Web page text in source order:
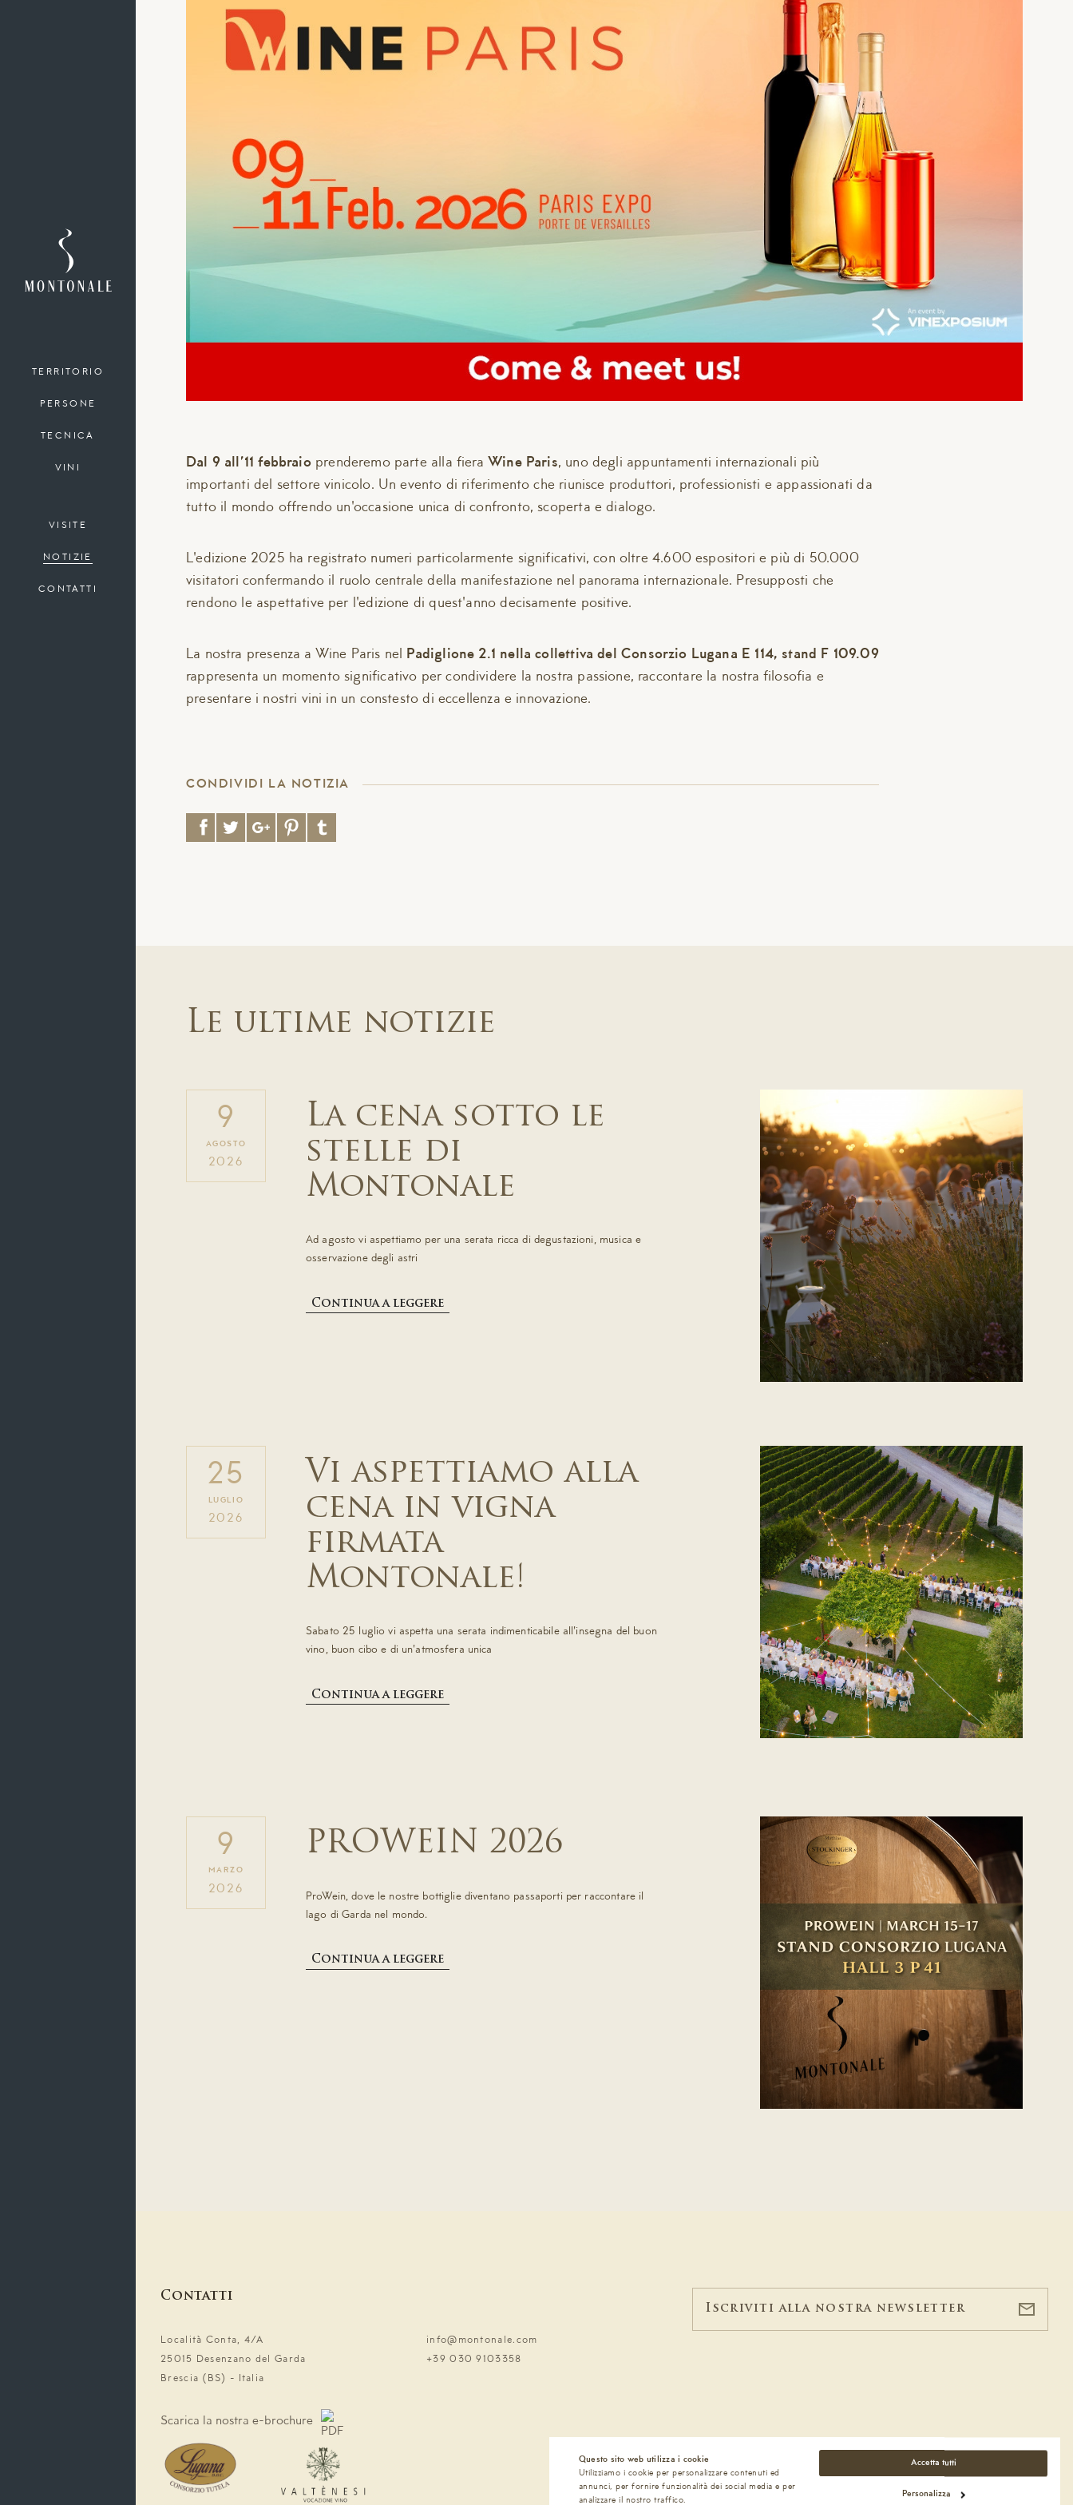
Questo sito web utilizza i cookie
Utilizziamo i cookie per personalizzare contenuti ed
annunci, per fornire funzionalità dei social media e per
analizzare il nostro traffico.
Accetta tutti
Personalizza
TERRITORIO
PERSONE
TECNICA
VINI
VISITE
NOTIZIE
CONTATTI
Dal 9 all’11 febbraioprenderemo parte alla fiera Wine Paris, uno degli appuntamenti internazionali più
importanti del settore vinicolo. Un evento di riferimento che riunisce produttori, professionisti e appassionati da
tutto il mondo offrendo un'occasione unica di confronto, scoperta e dialogo.
L'edizione 2025 ha registrato numeri particolarmente significativi, con oltre 4.600 espositori e più di 50.000
visitatori confermando il ruolo centrale della manifestazione nel panorama internazionale. Presupposti che
rendono le aspettative per l'edizione di quest'anno decisamente positive.
La nostra presenza a Wine Paris nel Padiglione 2.1 nella collettiva del Consorzio Lugana E 114, stand F 109.09
rappresenta un momento significativo per condividere la nostra passione, raccontare la nostra filosofia e
presentare i nostri vini in un constesto di eccellenza e innovazione.
CONDIVIDI LA NOTIZIA
Le ultime notizie
9
AGOSTO
2026
La cena sotto le
stelle di
Montonale
Ad agosto vi aspettiamo per una serata ricca di degustazioni, musica e
osservazione degli astri
Continua a leggere
25
LUGLIO
2026
Vi aspettiamo alla
cena in vigna
firmata
Montonale!
Sabato 25 luglio vi aspetta una serata indimenticabile all'insegna del buon
vino, buon cibo e di un'atmosfera unica
Continua a leggere
9
MARZO
2026
PROWEIN 2026
ProWein, dove le nostre bottiglie diventano passaporti per raccontare il
lago di Garda nel mondo.
Continua a leggere
Contatti
Località Conta, 4/A
25015 Desenzano del Garda
Brescia (BS) - Italia
info@montonale.com
+39 030 9103358
Iscriviti alla nostra newsletter
Scarica la nostra e-brochure